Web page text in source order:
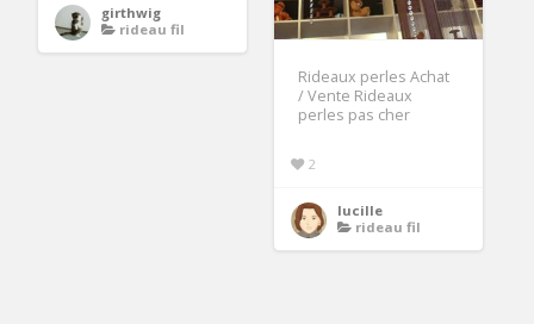
girthwig
rideau fil
Rideaux perles Achat
/ Vente Rideaux
perles pas cher
2
lucille
rideau fil